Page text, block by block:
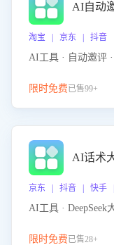
AI自动
淘宝 | 京东 | 抖音
AI工具 · 自动邀评
限时免费已售99+
AI话术
京东 | 抖音 | 快手
AI工具 · DeepSeek
限时免费已售28+